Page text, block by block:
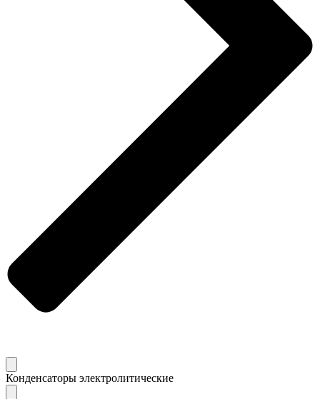
Конденсаторы электролитические